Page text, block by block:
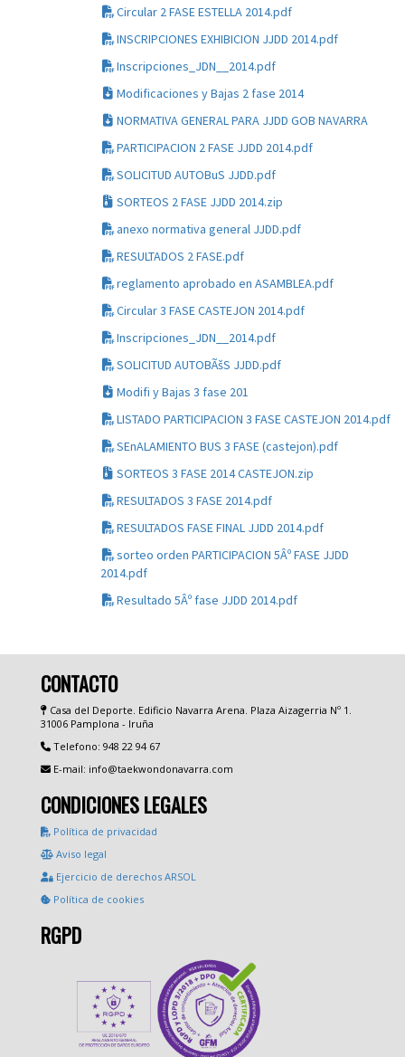
Circular 2 FASE ESTELLA 2014.pdf
INSCRIPCIONES EXHIBICION JJDD 2014.pdf
Inscripciones_JDN__2014.pdf
Modificaciones y Bajas 2 fase 2014
NORMATIVA GENERAL PARA JJDD GOB NAVARRA
PARTICIPACION 2 FASE JJDD 2014.pdf
SOLICITUD AUTOBuS JJDD.pdf
SORTEOS 2 FASE JJDD 2014.zip
anexo normativa general JJDD.pdf
RESULTADOS 2 FASE.pdf
reglamento aprobado en ASAMBLEA.pdf
Circular 3 FASE CASTEJON 2014.pdf
Inscripciones_JDN__2014.pdf
SOLICITUD AUTOBÃšS JJDD.pdf
Modifi y Bajas 3 fase 201
LISTADO PARTICIPACION 3 FASE CASTEJON 2014.pdf
SEnALAMIENTO BUS 3 FASE (castejon).pdf
SORTEOS 3 FASE 2014 CASTEJON.zip
RESULTADOS 3 FASE 2014.pdf
RESULTADOS FASE FINAL JJDD 2014.pdf
sorteo orden PARTICIPACION 5Âº FASE JJDD
2014.pdf
Resultado 5Âº fase JJDD 2014.pdf
CONTACTO
Casa del Deporte. Edificio Navarra Arena. Plaza Aizagerria Nº 1.
31006 Pamplona - Iruña
Telefono: 948 22 94 67
E-mail: info@taekwondonavarra.com
CONDICIONES LEGALES
Política de privacidad
Aviso legal
Ejercicio de derechos ARSOL
Política de cookies
RGPD